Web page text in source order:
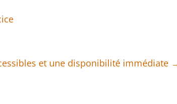
et une disponibilité immédiate